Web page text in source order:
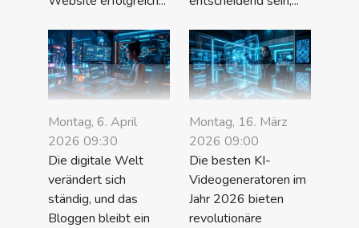
Montag, 6. April
2026 09:30
Die digitale Welt
verändert sich
ständig, und das
Bloggen bleibt ein
Montag, 16. März
2026 09:00
Die besten KI-
Videogeneratoren im
Jahr 2026 bieten
revolutionäre